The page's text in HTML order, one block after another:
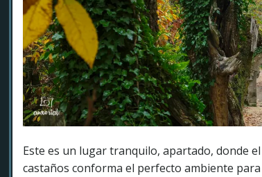
Este es un lugar tranquilo, apartado, donde
castaños conforma el perfecto ambiente